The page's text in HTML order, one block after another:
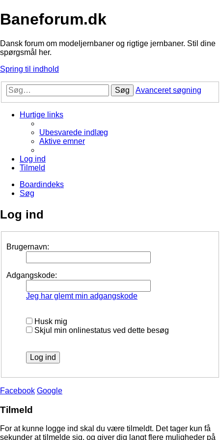
Baneforum.dk
Dansk forum om modeljernbaner og rigtige jernbaner. Stil dine
spørgsmål her.
Spring til indhold
Søg Avanceret søgning
Hurtige links
Ubesvarede indlæg
Aktive emner
Log ind
Tilmeld
Boardindeks
Søg
Log ind
Brugernavn:
Adgangskode:
Jeg har glemt min adgangskode
Husk mig
Skjul min onlinestatus ved dette besøg
Facebook Google
Tilmeld
For at kunne logge ind skal du være tilmeldt. Det tager kun få
sekunder at tilmelde sig, og giver dig langt flere muligheder på